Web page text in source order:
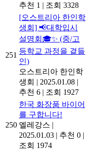
추천 1 | 조회 3328
251
[오스트리아 한인학
생회] 📢대학입시
설명회🎓✨ (중/고
등학교 과정을 곁들
인)
오스트리아 한인학
생회 | 2025.01.08 |
추천 6 | 조회 1927
250
한국 화장품 바이어
를 구합니다!
엘레강스 |
2025.01.03 | 추천 0 |
조회 1974